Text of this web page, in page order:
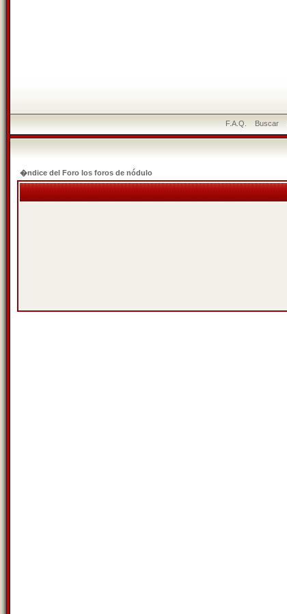
F.A.Q. Buscar
�ndice del Foro los foros de nódulo